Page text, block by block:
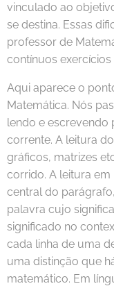
vinculado ao
se destina. Essas
professor de
contínuos exercícios
Aqui aparece o
Matemática. Nós
lendo e escrevendo
corrente. A leitura
gráficos, matrizes
corrido. A leitura em
central do
palavra cujo
significado no
cada linha de uma
uma distinção que
matemático. Em